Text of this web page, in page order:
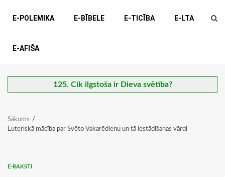
E-POLEMIKA E-BĪBELE E-TICĪBA E-LTA
E-AFIŠA
125. Cik ilgstoša ir Dieva svētība?
Sākums
Luteriskā mācība par Svēto Vakarēdienu un tā iestādīšanas vārdi
E-RAKSTI